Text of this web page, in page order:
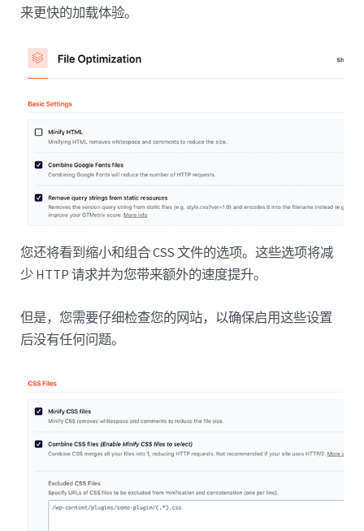
来更快的加载体验。
您还将看到缩小和组合 CSS 文件的选项。这些选项将减
少 HTTP 请求并为您带来额外的速度提升。
但是，您需要仔细检查您的网站，以确保启用这些设置
后没有任何问题。